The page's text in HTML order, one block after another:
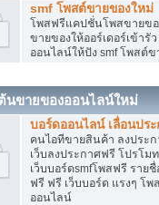
smf โพสต์ขายของใหม่
โพสฟรีแคปชั่นโพสขายขอ
ขายของให้ออร์เดอร์เข้ารั
ออนไลน์ให้ปัง smf โพสต์
นขายของออนไลน์ใหม่
บอร์ดออนไลน์ เลื่อนปร
คนไอทีขายสินค้า ลงประ
เว็บลงประกาศฟรี โปรโม
เว็บบอร์ดsmfโพสฟรี ราย
ฟรี ฟรี เว็บบอร์ด แรงๆ โ
ออนไลน์